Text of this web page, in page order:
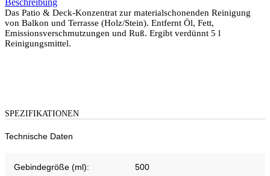
Beschreibung
Das Patio & Deck-Konzentrat zur materialschonenden Reinigung
von Balkon und Terrasse (Holz/Stein). Entfernt Öl, Fett,
Emissionsverschmutzungen und Ruß. Ergibt verdünnt 5 l
Reinigungsmittel.
SPEZIFIKATIONEN
Technische Daten
Gebindegröße (ml): 500